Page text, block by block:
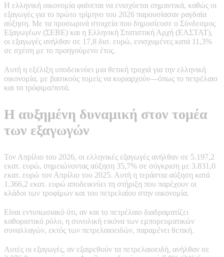
Η ελληνική οικονομία φαίνεται να ενισχύεται σημαντικά, καθώς οι
εξαγωγές για το πρώτο τρίμηνο του 2026 παρουσίασαν ραγδαία
αύξηση. Με τα προσωρινά στοιχεία που δημοσίευσε ο Σύνδεσμος
Εξαγωγέων (ΣΕΒΕ) και η Ελληνική Στατιστική Αρχή (ΕΛΣΤΑΤ),
οι εξαγωγές ανήλθαν σε 17,8 δισ. ευρώ, ενισχυμένες κατά 11,3%
σε σχέση με το προηγούμενο έτος.
Αυτή η εξέλιξη υποδεικνύει μια θετική τροχιά για την ελληνική
οικονομία, με βασικούς τομείς να κυριαρχούν—όπως το πετρέλαιο
και τα τρόφιμα/ποτά.
Η αυξημένη δυναμική στον τομέα
των εξαγωγών
Τον Απρίλιο του 2026, οι ελληνικές εξαγωγές ανήλθαν σε 5.197,2
εκατ. ευρώ, σημειώνοντας αύξηση 35,7% σε σύγκριση με 3.831,0
εκατ. ευρώ τον Απρίλιο του 2025. Αυτή η τεράστια αύξηση κατά
1.366,2 εκατ. ευρώ αποδεικνύει τη στήριξη που παρέχουν οι
κλάδοι των τροφίμων και του πετρελαίου στην οικονομία.
Είναι εντυπωσιακό ότι, αν και το πετρέλαιο διαδραματίζει
καθοριστικό ρόλο, η συνολική εικόνα των εμπορευματικών
συναλλαγών, εκτός των πετρελαιοειδών, παραμένει θετική.
Αυτές οι εξαγωγές, αν εξαιρεθούν τα πετρελαιοειδή, ανήλθαν σε